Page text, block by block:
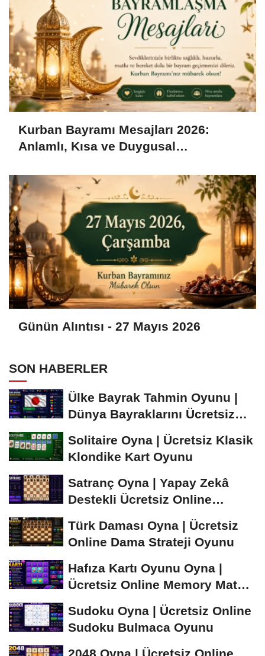
Kurban Bayramı Mesajları 2026:
Anlamlı, Kısa ve Duygusal
Günün Alıntısı - 27 Mayıs 2026
SON HABERLER
Ülke Bayrak Tahmin Oyunu |
Dünya Bayraklarını Ücretsiz
Solitaire Oyna | Ücretsiz Klasik
Klondike Kart Oyunu
Satranç Oyna | Yapay Zekâ
Destekli Ücretsiz Online
Türk Daması Oyna | Ücretsiz
Online Dama Strateji Oyunu
Hafıza Kartı Oyunu Oyna |
Ücretsiz Online Memory Match
Sudoku Oyna | Ücretsiz Online
Sudoku Bulmaca Oyunu
2048 Oyna | Ücretsiz Online